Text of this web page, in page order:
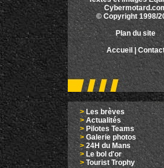
© Copyright 1998/
Plan du site
Accueil |
>Les brèves
> Actualités
> Pilotes Teams
>Galerie photos
>24H du Mans
>Le bol d'or
> Tourist Trophy